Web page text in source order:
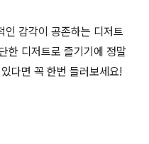
감각이 공존하는 디저트
한 디저트로 즐기기에 정말
다면 꼭 한번 들러보세요!